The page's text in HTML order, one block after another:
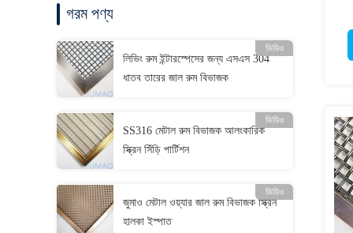
গরম পণ্য
ভিডিও
লিভিং রুম ইন্টারস্পেসের জন্য এসএস 304
ধাতব তারের জাল রুম বিভাজক
ভিডিও
SS316 মেটাল রুম বিভাজক আলংকারিক
স্ক্রিন সিঁড়ি পার্টিশন
ভিডিও
জুমাও মেটাল ওয়্যার জাল রুম বিভাজক স্ক্রিন
হালকা ইস্পাত